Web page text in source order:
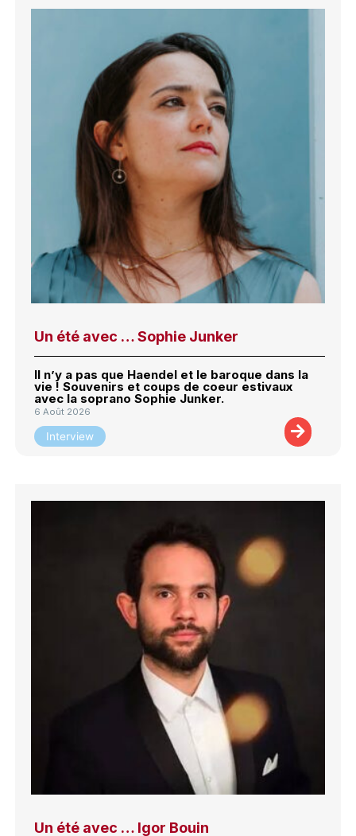
Un été avec … Sophie Junker
Il n’y a pas que Haendel et le baroque dans la
vie ! Souvenirs et coups de coeur estivaux
avec la soprano Sophie Junker.
6 Août 2026
Interview
Un été avec … Igor Bouin